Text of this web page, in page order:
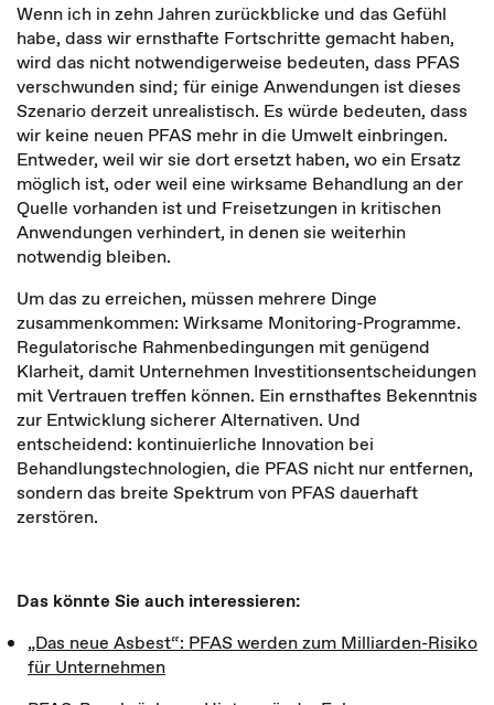
Wenn ich in zehn Jahren zurückblicke und das Gefühl
habe, dass wir ernsthafte Fortschritte gemacht haben,
wird das nicht notwendigerweise bedeuten, dass PFAS
verschwunden sind; für einige Anwendungen ist dieses
Szenario derzeit unrealistisch. Es würde bedeuten, dass
wir keine neuen PFAS mehr in die Umwelt einbringen.
Entweder, weil wir sie dort ersetzt haben, wo ein Ersatz
möglich ist, oder weil eine wirksame Behandlung an der
Quelle vorhanden ist und Freisetzungen in kritischen
Anwendungen verhindert, in denen sie weiterhin
notwendig bleiben.
Um das zu erreichen, müssen mehrere Dinge
zusammenkommen: Wirksame Monitoring-Programme.
Regulatorische Rahmenbedingungen mit genügend
Klarheit, damit Unternehmen Investitionsentscheidungen
mit Vertrauen treffen können. Ein ernsthaftes Bekenntnis
zur Entwicklung sicherer Alternativen. Und
entscheidend: kontinuierliche Innovation bei
Behandlungstechnologien, die PFAS nicht nur entfernen,
sondern das breite Spektrum von PFAS dauerhaft
zerstören.
Das könnte Sie auch interessieren:
„Das neue Asbest“: PFAS werden zum Milliarden-Risiko
für Unternehmen